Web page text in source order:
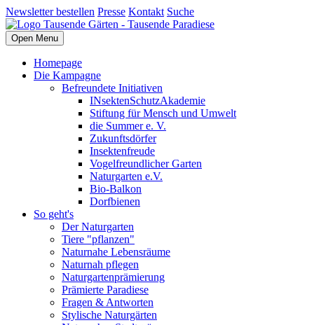
Newsletter bestellen Presse Kontakt Suche
Open Menu
Homepage
Die Kampagne
Befreundete Initiativen
INsektenSchutzAkademie
Stiftung für Mensch und Umwelt
die Summer e. V.
Zukunftsdörfer
Insektenfreude
Vogelfreundlicher Garten
Naturgarten e.V.
Bio-Balkon
Dorfbienen
So geht's
Der Naturgarten
Tiere "pflanzen"
Naturnahe Lebensräume
Naturnah pflegen
Naturgartenprämierung
Prämierte Paradiese
Fragen & Antworten
Stylische Naturgärten